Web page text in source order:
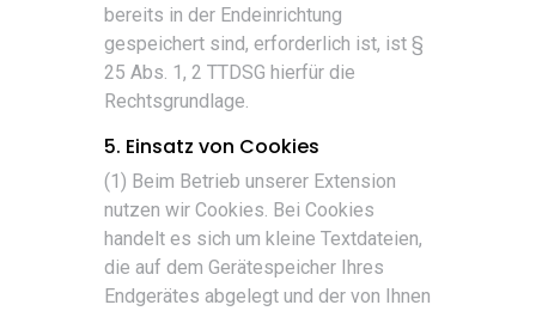
bereits in der Endeinrichtung
gespeichert sind, erforderlich ist, ist §
25 Abs. 1, 2 TTDSG hierfür die
Rechtsgrundlage.
5. Einsatz von Cookies
(1) Beim Betrieb unserer Extension
nutzen wir Cookies. Bei Cookies
handelt es sich um kleine Textdateien,
die auf dem Gerätespeicher Ihres
Endgerätes abgelegt und der von Ihnen